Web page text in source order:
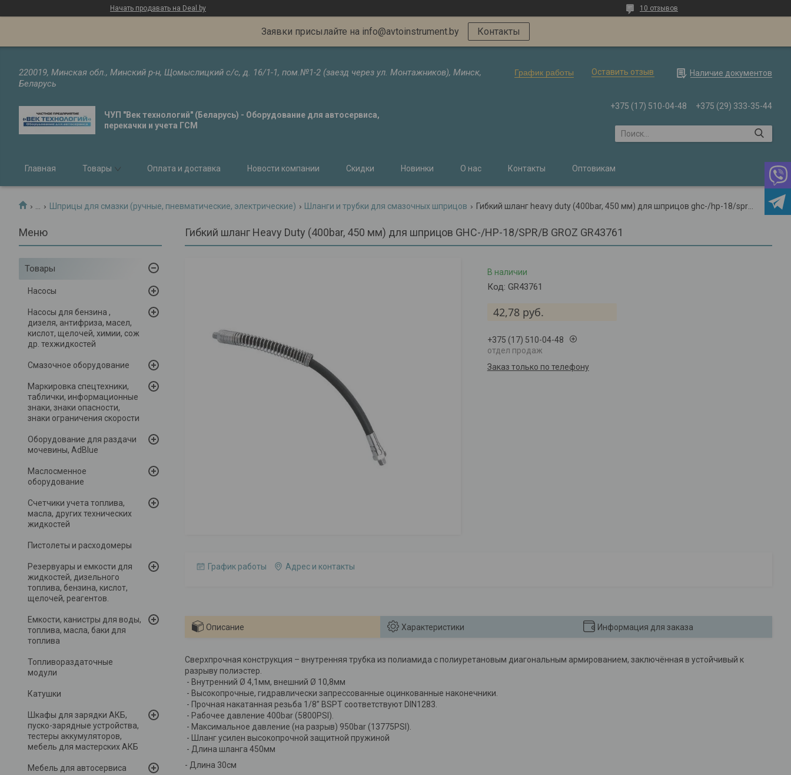
Начать продавать на Deal.by 10 отзывов
Заявки присылайте на info@avtoinstrument.by Контакты
220019, Минская обл., Минский р-н, Щомыслицкий с/с, д. 16/1-1, пом.№1-2 (заезд через ул. Монтажников), Минск,
Беларусь
График работы Оставить отзыв Наличие документов
ЧУП "Век технологий" (Беларусь) - Оборудование для автосервиса,
перекачки и учета ГСМ
+375 (17) 510-04-48 +375 (29) 333-35-44
Главная Товары Оплата и доставка Новости компании Скидки Новинки О нас Контакты Оптовикам
Шприцы для смазки (ручные, пневматические, электрические) Шланги и трубки для смазочных шприцов Гибкий шланг heavy duty (400bar, 450 мм) для шприцов ghc-/hp-18/spr/b groz gr43761
Товары
Насосы
Насосы для бензина ,
дизеля, антифриза, масел,
кислот, щелочей, химии, сож
др. техжидкостей
Смазочное оборудование
Маркировка спецтехники,
таблички, информационные
знаки, знаки опасности,
знаки ограничения скорости
Оборудование для раздачи
мочевины, AdBlue
Маслосменное
оборудование
Счетчики учета топлива,
масла, других технических
жидкостей
Пистолеты и расходомеры
Резервуары и емкости для
жидкостей, дизельного
топлива, бензина, кислот,
щелочей, реагентов.
Емкости, канистры для воды,
топлива, масла, баки для
топлива
Топливораздаточные
модули
Катушки
Шкафы для зарядки АКБ,
пуско-зарядные устройства,
тестеры аккумуляторов,
мебель для мастерских АКБ
Мебель для автосервиса
Гибкий шланг Heavy Duty (400bar, 450 мм) для шприцов GHC-/HP-18/SPR/B GROZ GR43761
В наличии
Код: GR43761
42,78 руб.
+375 (17) 510-04-48
отдел продаж
Заказ только по телефону
График работы Адрес и контакты
Описание Характеристики Информация для заказа
Сверхпрочная конструкция – внутренняя трубка из полиамида с полиуретановым диагональным армированием, заключённая в устойчивый к
разрыву полиэстер.
- Внутренний Ø 4,1мм, внешний Ø 10,8мм
- Высокопрочные, гидравлически запрессованные оцинкованные наконечники.
- Прочная накатанная резьба 1/8” BSPT соответствуют DIN1283.
- Рабочее давление 400bar (5800PSI).
- Максимальное давление (на разрыв) 950bar (13775PSI).
- Шланг усилен высокопрочной защитной пружиной
- Длина шланга 450мм
- Длина 30см